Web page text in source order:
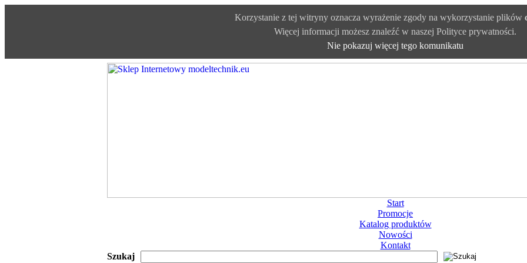
Korzystanie z tej witryny oznacza wyrażenie zgody na wykorzystanie plików
Więcej informacji możesz znaleźć w naszej Polityce prywatności.
Nie pokazuj więcej tego komunikatu
Start
Promocje
Katalog produktów
Nowości
Kontakt
Szukaj